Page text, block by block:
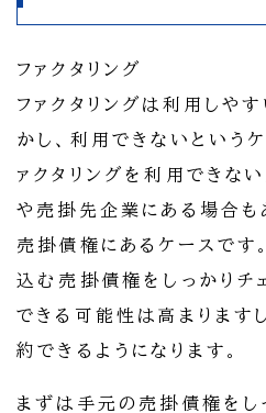
ファクタリング
ファクタリングは利用しや
かし、利用できないという
ァクタリングを利用できな
や売掛先企業にある場合も
売掛債権にあるケースです
込む売掛債権をしっかりチ
できる可能性は高まります
約できるようになります。
まずは手元の売掛債権をし